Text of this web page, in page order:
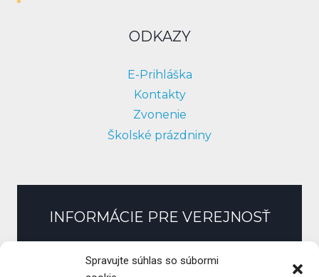
Spravujte súhlas so súbormi
ODKAZY
E-Prihláška
Kontakty
Zvonenie
Školské prázdniny
INFORMÁCIE PRE VEREJNOSŤ
Slobodný prístup k informáciám